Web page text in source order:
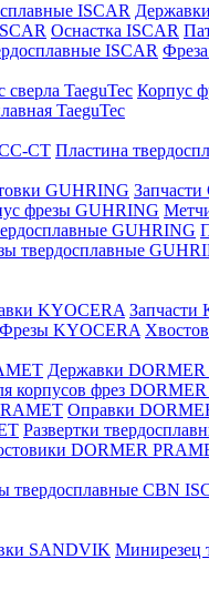
ISCAR
Оснастка ISCAR
ISCAR
сверла TaeguTec Корпус
TaeguTec
CT Пластина
GUHRING
фрезы GUHRING
GUHRING
твердосплавные
KYOCERA Запчасти
Фрезы KYOCERA
Державки
корпусов фрез
Оправки
Развертки
DORMER
твердосплавные CBN
SANDVIK Минирезец